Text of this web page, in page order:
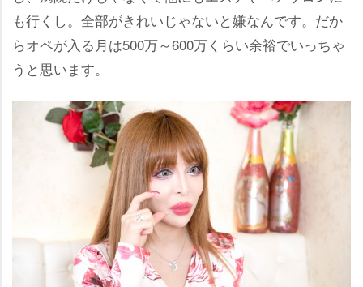
も行くし。全部がきれいじゃないと嫌なんです。だか
らオペが入る月は500万～600万くらい余裕でいっちゃ
うと思います。